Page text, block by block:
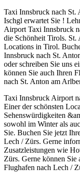
Taxi Innsbruck nach St.
Ischgl erwartet Sie !
Airport Taxi Innsbruck
die Schönheit Tirols. St.
Locations in Tirol.
Innsbruck nach St.
oder schreiben Sie uns
können Sie auch Ihren
nach St. Anton am
Taxi Innsbruck Airport
Einer der schönsten
Sehenswürdigkeiten
sowohl im Winter als
Sie. Buchen Sie jetzt
Lech / Zürs. Gerne
Zusatzleistungen wie
Zürs. Gerne können
Flughafen nach Lech /